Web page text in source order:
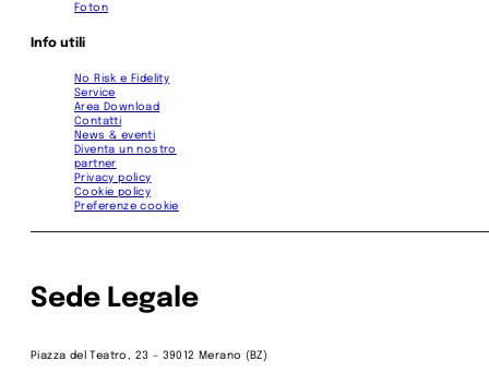
Foton
Info utili
No Risk e Fidelity
Service
Area Download
Contatti
News & eventi
Diventa un nostro
partner
Privacy policy
Cookie policy
Preferenze cookie
Sede Legale
Piazza del Teatro, 23 – 39012 Merano (BZ)